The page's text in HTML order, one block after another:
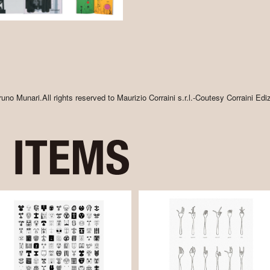
Munari.All rights reserved to Maurizio Corraini s.r.l.-Coutesy Corraini